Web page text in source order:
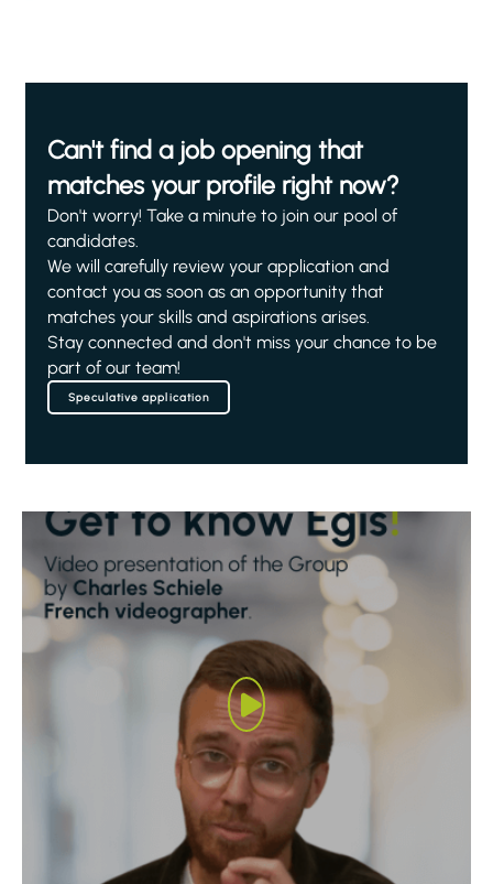
Can't find a job opening that
matches your profile right now?
Don't worry! Take a minute to join our pool of
candidates.
We will carefully review your application and
contact you as soon as an opportunity that
matches your skills and aspirations arises.
Stay connected and don't miss your chance to be
part of our team!
Speculative application